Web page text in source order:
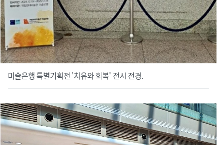
미술은행 특별기획전 '치유와 회복' 전시 전경.